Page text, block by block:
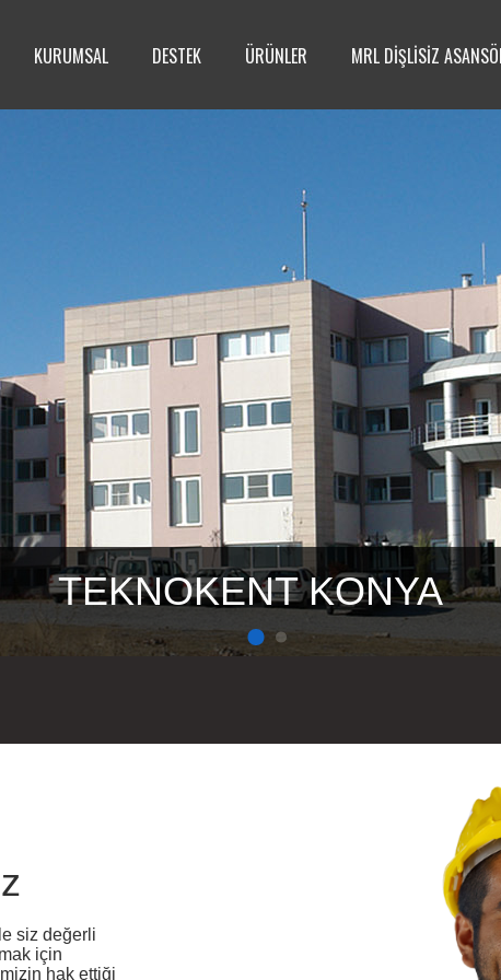
TOKİ
TEKNOKENT KONYA
TOKİ
TEKNOKENT KONYA
siz değerli
için
hak ettiği
KURUMSAL DESTEK ÜRÜNLER MRL DİŞLİSİZ